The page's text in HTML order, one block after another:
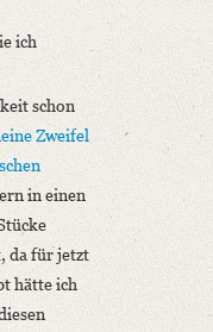
ich
schon
Zweifel
in einen
da für jetzt
hätte ich